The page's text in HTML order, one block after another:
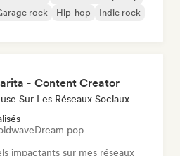
rock Hip-hop
Indie rock
- Content Creator
Sur Les Réseaux Sociaux
Dream pop
impactants sur mes réseaux